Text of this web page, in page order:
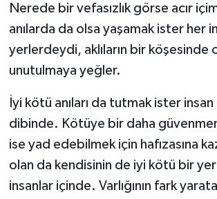
Nerede bir vefasızlık görse acır
anılarda da olsa yaşamak ister her
yerlerdeydi, aklıların bir köşesinde
unutulmaya yeğler.
İyi kötü anıları da tutmak ister insan
dibinde. Kötüye bir daha
ise yad edebilmek için hafızasına
olan da kendisinin de iyi kötü bir
insanlar içinde. Varlığının fark